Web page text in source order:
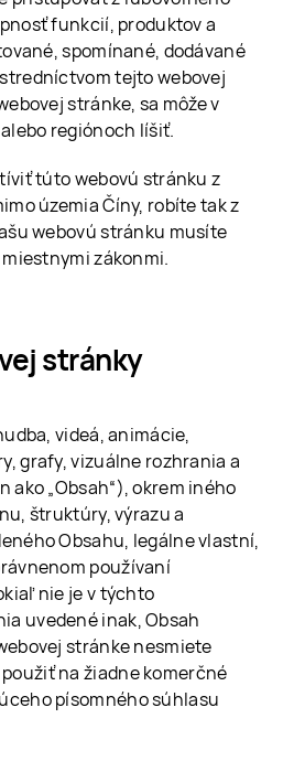
funkcií, produktov a
spomínané, dodávané
tejto webovej
stránke, sa môže v
regiónoch líšiť.
túto webovú stránku z
územia Číny, robíte tak z
webovú stránku musíte
zákonmi.
stránky
videá, animácie,
grafy, vizuálne rozhrania a
ako „Obsah“), okrem iného
štruktúry, výrazu a
Obsahu, legálne vlastní,
používaní
nie je v týchto
uvedené inak, Obsah
stránke nesmiete
na žiadne komerčné
písomného súhlasu